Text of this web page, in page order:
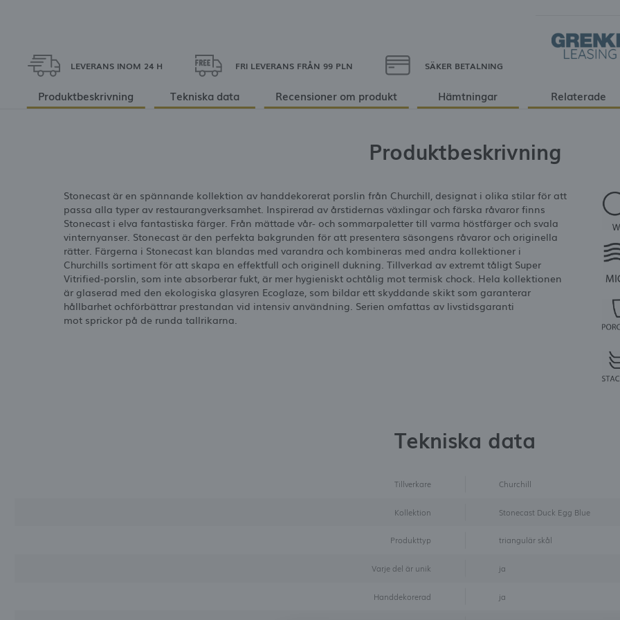
LEVERANS INOM 24 H FRI LEVERANS FRÅN 99 PLN SÄKER BETALNING
Produktbeskrivning Tekniska data Recensioner om produkt Hämtningar Relaterade
Produktbeskrivning
Stonecast är en spännande kollektion av handdekorerat porslin från Churchill, designat i olika stilar för att
passa alla typer av restaurangverksamhet. Inspirerad av årstidernas växlingar och färska råvaror finns
Stonecast i elva fantastiska färger. Från mättade vår- och sommarpaletter till varma höstfärger och svala
vinternyanser. Stonecast är den perfekta bakgrunden för att presentera säsongens råvaror och originella
rätter. Färgerna i Stonecast kan blandas med varandra och kombineras med andra kollektioner i
Churchills sortiment för att skapa en effektfull och originell dukning. Tillverkad av extremt tåligt Super
Vitrified-porslin, som inte absorberar fukt, är mer hygieniskt ochtålig mot termisk chock. Hela kollektionen
är glaserad med den ekologiska glasyren Ecoglaze, som bildar ett skyddande skikt som garanterar
hållbarhet ochförbättrar prestandan vid intensiv användning. Serien omfattas av livstidsgaranti
mot sprickor på de runda tallrikarna.
Tekniska data
Tillverkare Churchill
Kollektion Stonecast Duck Egg Blue
Produkttyp triangulär skål
Varje del är unik ja
Handdekorerad ja